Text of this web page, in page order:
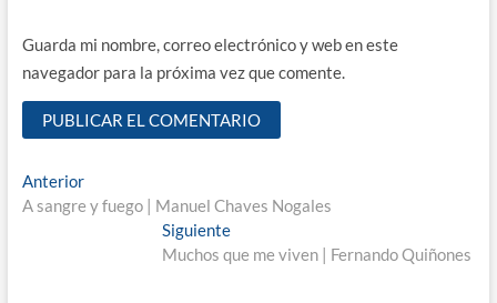
Guarda mi nombre, correo electrónico y web en este
navegador para la próxima vez que comente.
Navegación
de
AnteriorEntrada
anterior:
A sangre y fuego | Manuel Chaves Nogales
SiguienteEntrada
siguiente:
Muchos que me viven | Fernando Quiñones